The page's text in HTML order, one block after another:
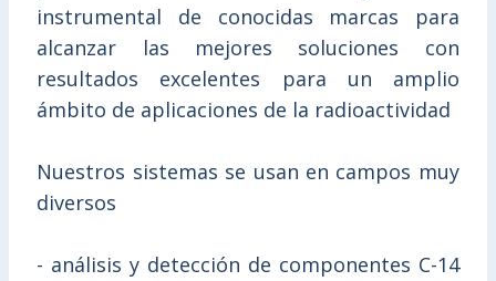
instrumental de conocidas marcas para
alcanzar las mejores soluciones con
resultados excelentes para un amplio
ámbito de aplicaciones de la radioactividad
Nuestros sistemas se usan en campos muy
diversos
- análisis y detección de componentes C-14